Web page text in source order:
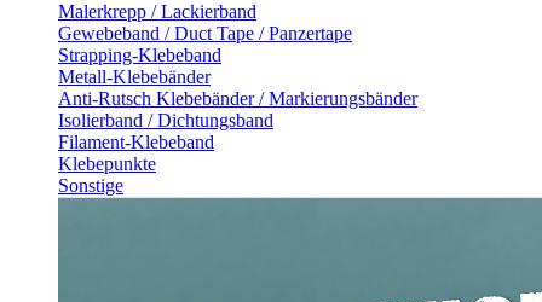
Malerkrepp / Lackierband
Gewebeband / Duct Tape / Panzertape
Strapping-Klebeband
Metall-Klebebänder
Anti-Rutsch Klebebänder / Markierungsbänder
Isolierband / Dichtungsband
Filament-Klebeband
Klebepunkte
Sonstige